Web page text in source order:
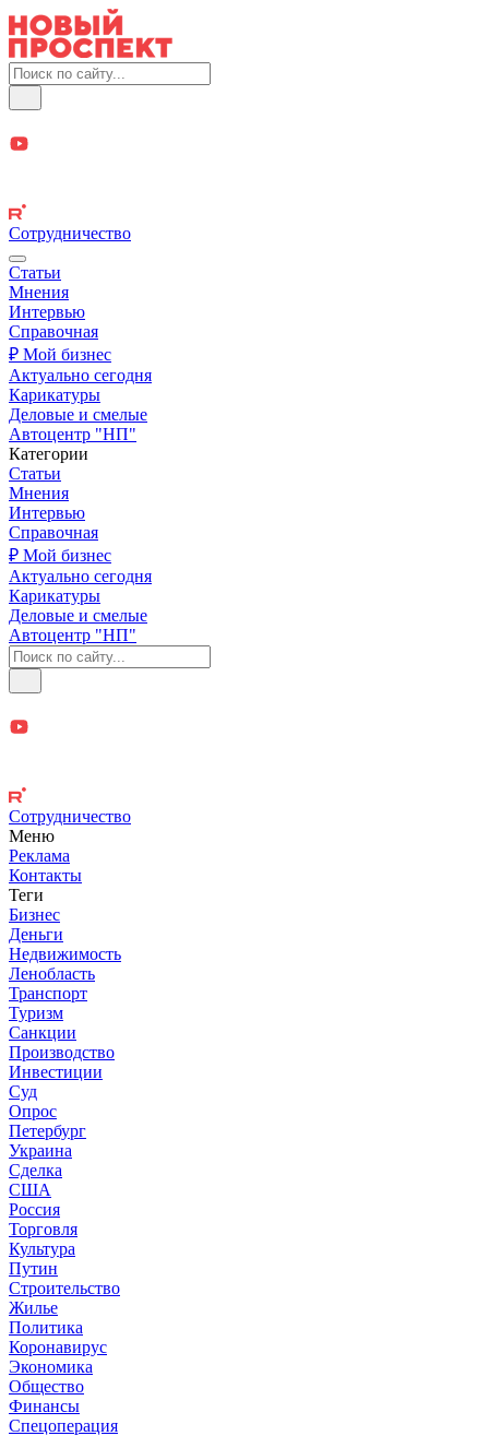
Сотрудничество
Статьи
Мнения
Интервью
Справочная
₽ Мой бизнес
Актуально сегодня
Карикатуры
Деловые и смелые
Автоцентр "НП"
Категории
Статьи
Мнения
Интервью
Справочная
₽ Мой бизнес
Актуально сегодня
Карикатуры
Деловые и смелые
Автоцентр "НП"
Сотрудничество
Меню
Реклама
Контакты
Теги
Бизнес
Деньги
Недвижимость
Ленобласть
Транспорт
Туризм
Санкции
Производство
Инвестиции
Суд
Опрос
Петербург
Украина
Сделка
США
Россия
Торговля
Культура
Путин
Строительство
Жилье
Политика
Коронавирус
Экономика
Общество
Финансы
Спецоперация